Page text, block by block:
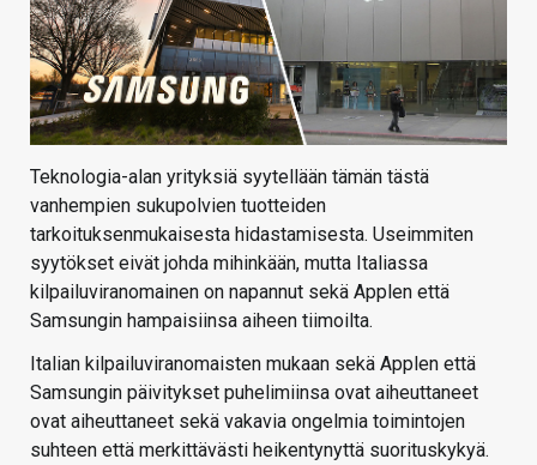
Teknologia-alan yrityksiä syytellään tämän tästä
vanhempien sukupolvien tuotteiden
tarkoituksenmukaisesta hidastamisesta. Useimmiten
syytökset eivät johda mihinkään, mutta Italiassa
kilpailuviranomainen on napannut sekä Applen että
Samsungin hampaisiinsa aiheen tiimoilta.
Italian kilpailuviranomaisten mukaan sekä Applen että
Samsungin päivitykset puhelimiinsa ovat aiheuttaneet
ovat aiheuttaneet sekä vakavia ongelmia toimintojen
suhteen että merkittävästi heikentynyttä suorituskykyä.